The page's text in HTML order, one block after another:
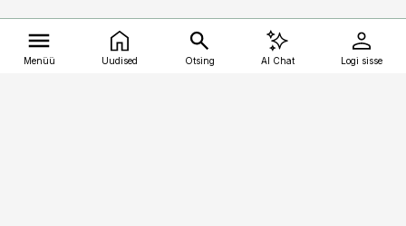
Menüü Uudised Otsing AI Chat Logi sisse